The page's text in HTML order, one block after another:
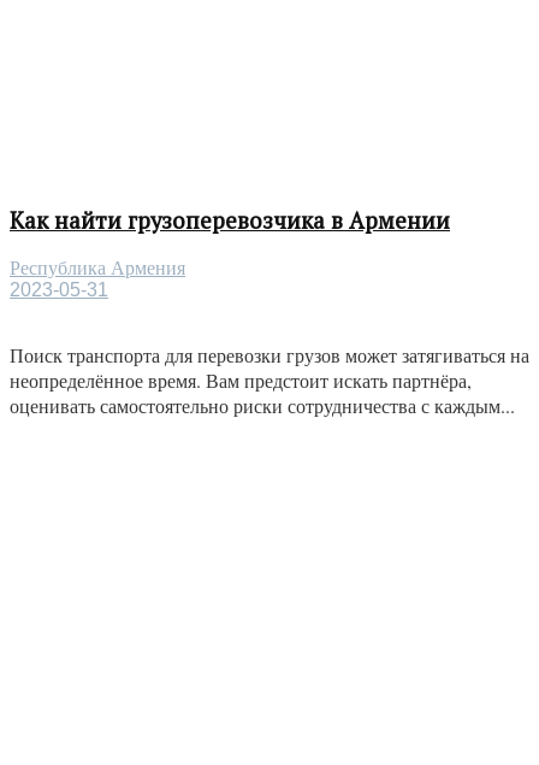
Как найти грузоперевозчика в Армении
Республика Армения
2023-05-31
Поиск транспорта для перевозки грузов может затягиваться на
неопределённое время. Вам предстоит искать партнёра,
оценивать самостоятельно риски сотрудничества с каждым...